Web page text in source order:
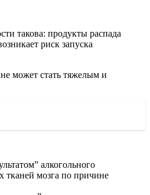
такова: продукты распада
риск запуска
может стать тяжелым и
алкогольного
тканей мозга по причине